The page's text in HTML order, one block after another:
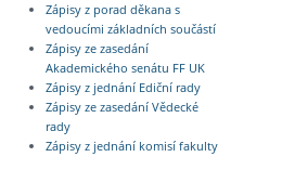
Zápisy z porad děkana s
vedoucími základních součástí
Zápisy ze zasedání
Akademického senátu FF UK
Zápisy z jednání Ediční rady
Zápisy ze zasedání Vědecké
rady
Zápisy z jednání komisí fakulty